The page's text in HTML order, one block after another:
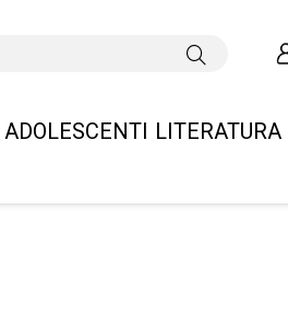
ADOLESCENTI LITERATURA